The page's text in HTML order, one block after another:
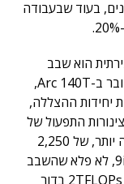
מ-50% ברוב המבחנים, בעוד שבעבודה
הוא שבב
התצוגה, שמשולב במעבד כברירת מחדל. מדובר ב-Arc 140T,
יחידות ההצללה,
התפעול של
התצוגה בפועל. יחד עם מהירות מרבית גבוהה יותר, של 2,250
מגה-הרץ לעומת 1,950 מגה-הרץ ב-9i Gen 9, לא פלא שהשבב
הגרפי מציע עוצמה של 4.6TFLOPs אל מול 2TFLOPs בדור